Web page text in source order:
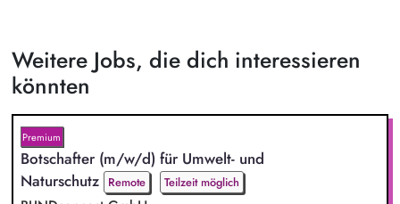
Weitere Jobs, die dich interessieren
könnten
Premium
Botschafter (m/w/d) für Umwelt- und
Naturschutz Remote Teilzeit möglich